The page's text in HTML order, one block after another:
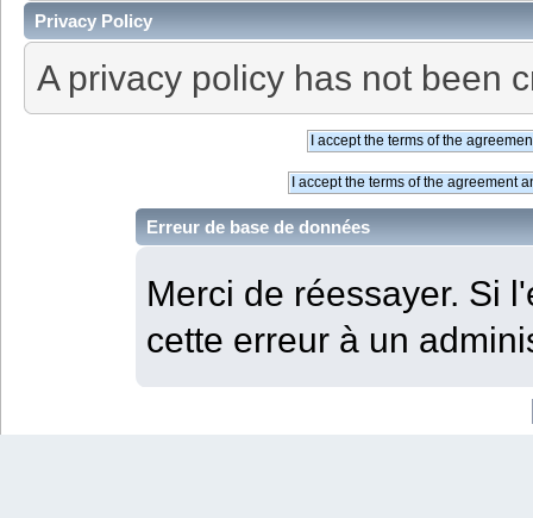
Privacy Policy
A privacy policy has not been
Erreur de base de données
Merci de réessayer. Si
cette erreur à un